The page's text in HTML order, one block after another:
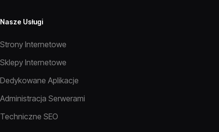
Nasze Usługi
Strony Internetowe
Sklepy Internetowe
Dedykowane Aplikacje
Administracja Serwerami
Techniczne SEO